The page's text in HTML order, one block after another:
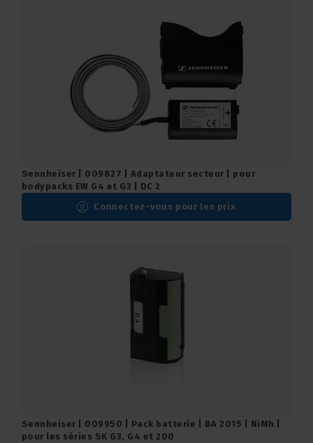
Sennheiser | 009827 | Adaptateur secteur | pour
bodypacks EW G4 et G3 | DC 2
Connectez-vous pour les prix
Sennheiser | 009950 | Pack batterie | BA 2015 | NiMh |
pour les séries SK G3, G4 et 200